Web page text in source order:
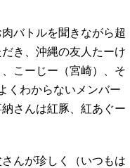
バトルを聞きながら超
き、沖縄の友人たーけ
こーじー（宮崎）、そ
くわからないメンバー
さんは紅豚、紅あぐー
んが珍しく（いつもは